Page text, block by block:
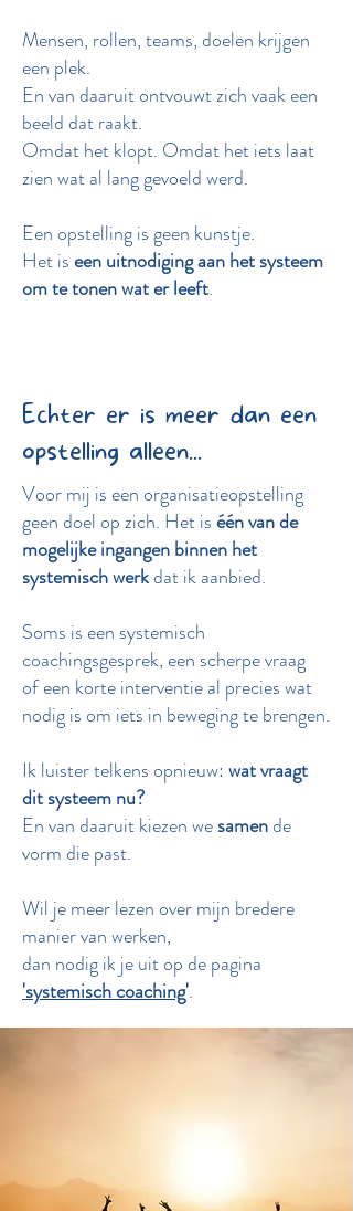
Mensen, rollen, teams, doelen krijgen
een plek.
En van daaruit ontvouwt zich vaak een
beeld dat raakt.
Omdat het klopt. Omdat het iets laat
zien wat al lang gevoeld werd.
Een opstelling is geen kunstje.
Het iseen uitnodiging aan het systeem
om te tonen wat er leeft.
Echter er is meer dan een
opstelling alleen...
Voor mij is een organisatieopstelling
geen doel op zich. Het iséén van de
mogelijke ingangen binnen het
systemisch werkdat ik aanbied.
Soms is een systemisch
coachingsgesprek, een scherpe vraag
of een korte interventie al precies wat
nodig is om iets in beweging te brengen.
Ik luister telkens opnieuw: wat vraagt
dit systeem nu?
En van daaruit kiezen wesamende
vorm die past.
Wil je meer lezen over mijn bredere
manier van werken,
dan nodig ik je uit op de pagina
'systemisch coaching'.